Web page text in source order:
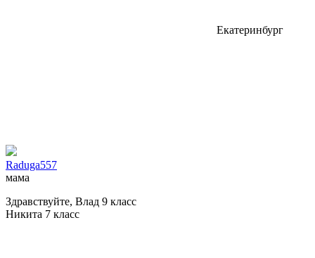
Екатеринбург
Raduga557
мама
Здравствуйте, Влад 9 класс
Никита 7 класс